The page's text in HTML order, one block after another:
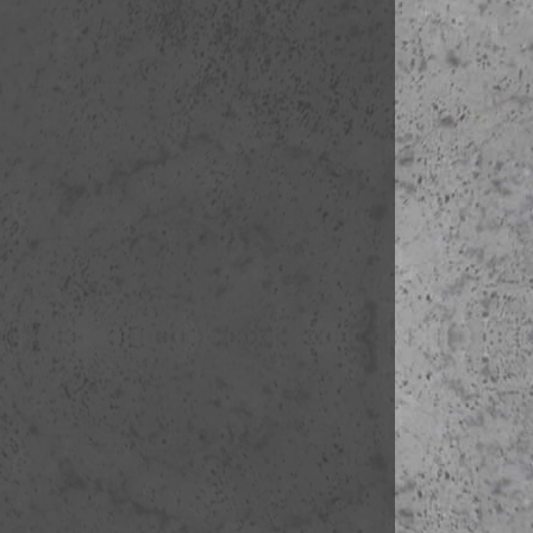
A méreteket
kiálló
ezért ezeket
már csak
Lemondási
Az út 2016.
Fenti
biztosítani,
tud velünk
díj fejében
További
Az Építész
körű
15-től
A
megtalálja